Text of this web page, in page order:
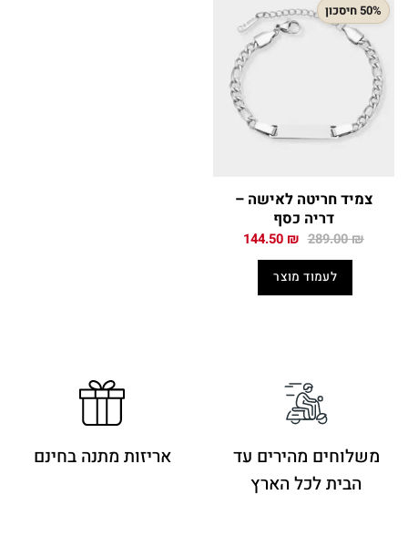
50% חיסכון
צמיד חריטה לאישה –
דריה כסף
289.00₪ המחיר
היה:
289.00 ₪.
144.50 ₪ המחיר
לעמוד מוצר
משלוחים מהירים עד
הבית לכל הארץ
אריזות מתנה בחינם